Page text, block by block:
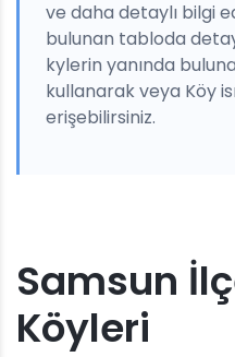
ve daha detaylı bilgi
bulunan tabloda
kylerin yanında
kullanarak veya Köy
erişebilirsiniz.
Samsun
Köyleri